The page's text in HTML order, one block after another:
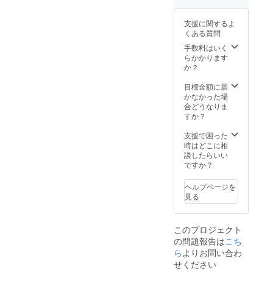
お家で
サイン
＋デコ
レー
ション
付き)
披露目
ライブ
以降の
も、ど
のメン
バーで
もお使
だけま
す。全
て 1枚
につき
タイム
が60秒
ずつつ
いてき
ます。
ライブ
メン
バー集
合との
撮影1回
おまけ
つき) ・
お披露
目ライ
ブ当
服のラ
ンダム
メン
バー
枚(あら
かじめ
お家で
サイン
レー
ション
付き)
チェキ
券はお
支援に関するよ
くある質問
手数料はいく
らかかります
か？
目標金額に届
かなかった場
合どうなりま
すか？
支援で困った
時はどこに相
談したらいい
ですか？
ヘルプページを
見る
このプロジェクト
の問題報告はこち
ら よりお問い合わ
せください